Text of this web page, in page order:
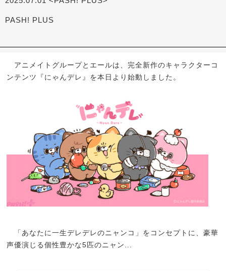
PASH! PLUS
アニメイトグループとエールは、完全新作のキャラクターコ
ンテンツ『にゃんデレ』を本日より始動しました。
「あなたに一生デレデレのニャンコ」をコンセプトに、豪華
声優演じる個性豊かな5匹のニャン...